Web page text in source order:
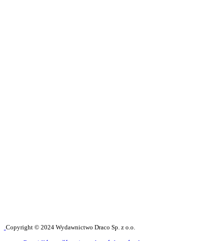
Copyright © 2024 Wydawnictwo Draco Sp. z o.o.